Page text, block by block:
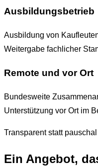
Ausbildungsbetrieb
Ausbildung von
Weitergabe fachlicher
Remote und vor Ort
Bundesweite
Unterstützung vor Ort im
Transparent statt pauschal
Ein Angebot,